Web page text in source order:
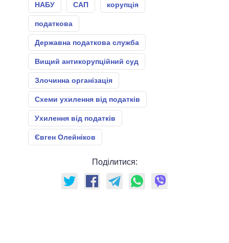
НАБУ САП корупція
податкова
Державна податкова служба
Вищий антикорупційний суд
Злочинна організація
Схеми ухилення від податків
Ухилення від податків
Євген Олейніков
Поділитися: